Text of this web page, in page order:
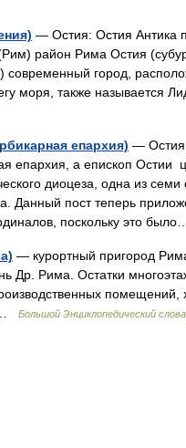
— Остия: Остия Антика
район Рима Остия
современный город,
моря, также называется
епархия) — Остия
епархия, а епископ Остии
диоцеза, одна из
Данный пост теперь
поскольку это
— курортный пригород
Др. Рима. Остатки
помещений,
…
Большой Энциклопедический